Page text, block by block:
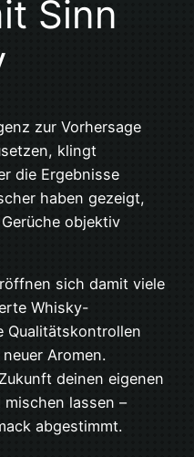
Sinn
zur Vorhersage
klingt
die Ergebnisse
haben gezeigt,
objektiv
sich damit viele
Whisky-
Qualitätskontrollen
Aromen.
deinen eigenen
mischen lassen –
abgestimmt.